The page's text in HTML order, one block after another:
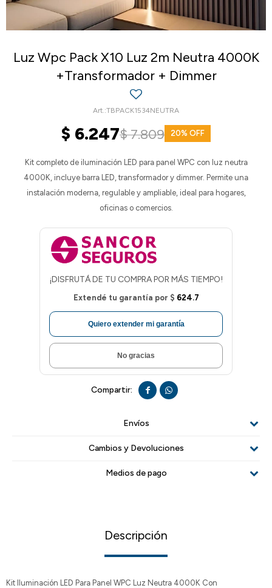
Luz Wpc Pack X10 Luz 2m Neutra 4000K
+Transformador + Dimmer
TBPACK1534NEUTRA
$ 6.247$7.809 20
Kit completo de iluminación LED para panel WPC con luz neutra
4000K, incluye barra LED, transformador y dimmer. Permite una
instalación moderna, regulable y ampliable, ideal para hogares,
oficinas o comercios.
¡DISFRUTÁ DE TU COMPRA POR MÁS TIEMPO!
Extendé tu garantía por $ 624.7
Quiero extender mi garantía
No gracias
 
Envíos
Cambios y Devoluciones
Medios de pago
Descripción
Kit Iluminación LED Para Panel WPC Luz Neutra 4000K Con